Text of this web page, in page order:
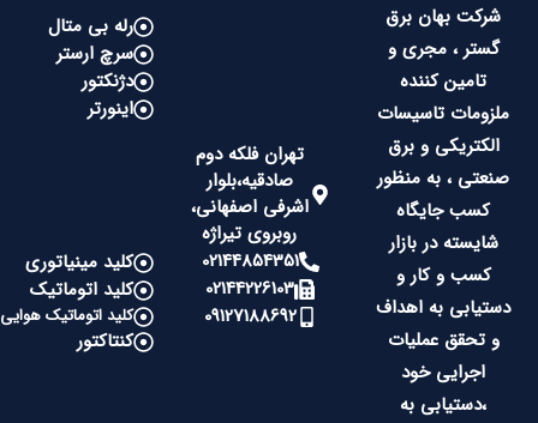
شرکت بهان برق
گستر ، مجری و
تامین کننده
ملزومات تاسیسات
الکتریکی و برق
صنعتی ، به منظور
کسب جایگاه
شایسته در بازار
کسب و کار و
دستیابی به اهداف
و تحقق عملیات
اجرایی خود
،دستیابی به
تهران فلکه دوم
صادقیه،بلوار
اشرفی اصفهانی،
روبروی تیراژه
02144854351
02144226103
09127188692
رله بی متال
سرچ ارستر
دژنکتور
اینورتر
کلید مینیاتوری
کلید اتوماتیک
کلید اتوماتیک هوایی
کنتاکتور